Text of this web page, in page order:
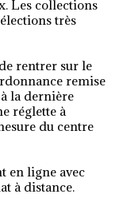
Les collections
très
rentrer sur le
remise
la dernière
réglette à
du centre
en ligne avec
à distance.